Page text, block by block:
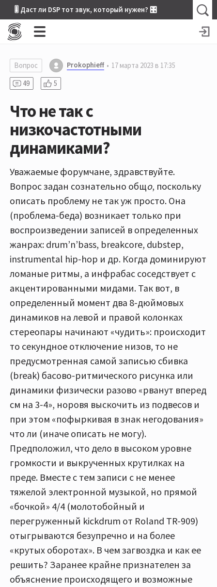
🎚 Даст ли DSP тот звук, который нужен? 🎛
Вопрос Prokophieff
17 марта 2023 в 17:35
49
5
Что не так с
низкочастотными
динамиками?
Уважаемые форумчане, здравствуйте.
Вопрос задан сознательно общо, поскольку
описать проблему не так уж просто. Она
(проблема-беда) возникает только при
воспроизведении записей в определенных
жанрах: drum’n’bass, breakcore, dubstep,
instrumental hip-hop и др. Когда доминируют
ломаные ритмы, а инфрабас соседствует с
акцентированными мидами. Так вот, в
определенный момент два 8-дюймовых
динамиков на левой и правой колонках
стереопары начинают «чудить»: происходит
то секундное отключение низов, то не
предусмотренная самой записью сбивка
(break) басово-ритмического рисунка или
динамики физически разово «рванут вперед
см на 3-4», норовя выскочить из подвесов и
при этом «пофыркивая в знак негодования»
что ли (иначе описать не могу).
Предположил, что дело в высоком уровне
громкости и выкрученных крутилках на
преде. Вместе с тем записи с не менее
тяжелой электронной музыкой, но прямой
«бочкой» 4/4 (молотобойный и
перегруженный kickdrum от Roland TR-909)
отыгрываются безупречно и на более
«крутых оборотах». В чем загвоздка и как ее
решить? Заранее крайне признателен за
объяснение происходящего и возможные